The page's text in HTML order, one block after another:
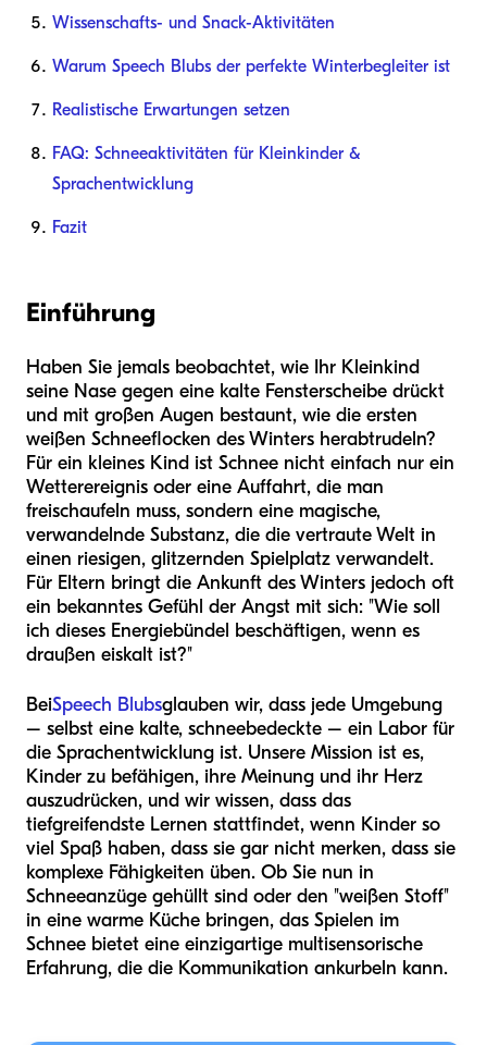
Wissenschafts- und Snack-Aktivitäten
Warum Speech Blubs der perfekte Winterbegleiter ist
Realistische Erwartungen setzen
FAQ: Schneeaktivitäten für Kleinkinder &
Sprachentwicklung
Fazit
Einführung
Haben Sie jemals beobachtet, wie Ihr Kleinkind
seine Nase gegen eine kalte Fensterscheibe drückt
und mit großen Augen bestaunt, wie die ersten
weißen Schneeflocken des Winters herabtrudeln?
Für ein kleines Kind ist Schnee nicht einfach nur ein
Wetterereignis oder eine Auffahrt, die man
freischaufeln muss, sondern eine magische,
verwandelnde Substanz, die die vertraute Welt in
einen riesigen, glitzernden Spielplatz verwandelt.
Für Eltern bringt die Ankunft des Winters jedoch oft
ein bekanntes Gefühl der Angst mit sich: "Wie soll
ich dieses Energiebündel beschäftigen, wenn es
draußen eiskalt ist?"
BeiSpeech Blubsglauben wir, dass jede Umgebung
– selbst eine kalte, schneebedeckte – ein Labor für
die Sprachentwicklung ist. Unsere Mission ist es,
Kinder zu befähigen, ihre Meinung und ihr Herz
auszudrücken, und wir wissen, dass das
tiefgreifendste Lernen stattfindet, wenn Kinder so
viel Spaß haben, dass sie gar nicht merken, dass sie
komplexe Fähigkeiten üben. Ob Sie nun in
Schneeanzüge gehüllt sind oder den "weißen Stoff"
in eine warme Küche bringen, das Spielen im
Schnee bietet eine einzigartige multisensorische
Erfahrung, die die Kommunikation ankurbeln kann.